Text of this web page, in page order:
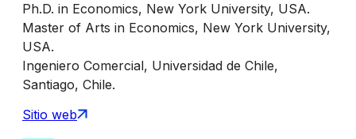
Ph.D. in Economics, New York University, USA.
Master of Arts in Economics, New York University,
USA.
Ingeniero Comercial, Universidad de Chile,
Santiago, Chile.
Sitio web